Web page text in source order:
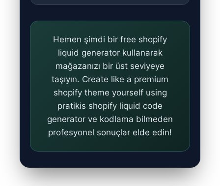
Hemen şimdi bir free shopify
liquid generatorkullanarak
mağazanızı bir üst seviyeye
taşıyın. Create like a premium
shopify theme yourself using
pratikis shopify liquid code
generator ve kodlama bilmeden
profesyonel sonuçlar elde edin!